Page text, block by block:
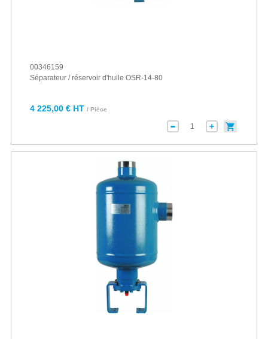
00346159
Séparateur / réservoir d'huile OSR-14-80
4 225,00 € HT / Pièce